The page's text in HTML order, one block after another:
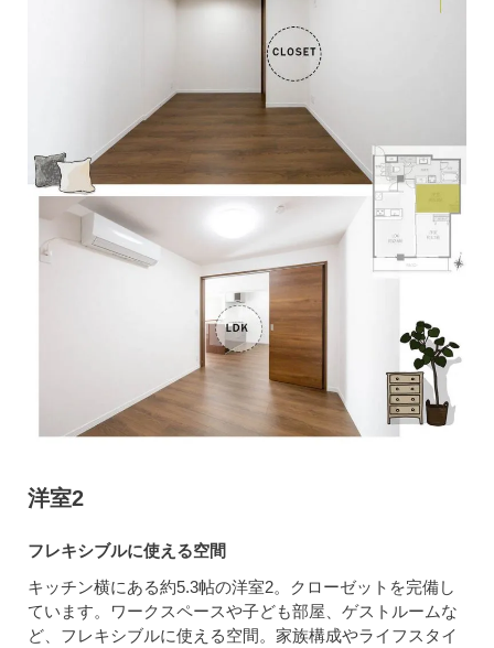
洋室2
フレキシブルに使える空間
キッチン横にある約5.3帖の洋室2。クローゼットを完備し
ています。ワークスペースや子ども部屋、ゲストルームな
ど、フレキシブルに使える空間。家族構成やライフスタイ